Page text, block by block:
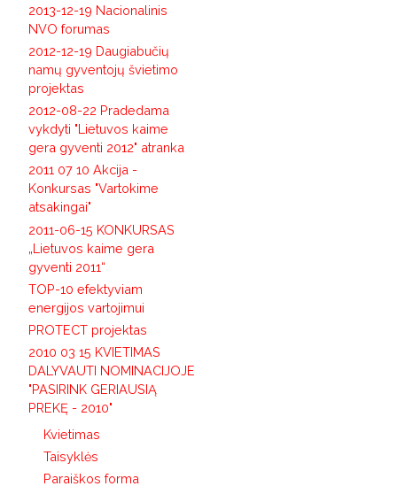
2013-12-19 Nacionalinis
NVO forumas
2012-12-19 Daugiabučių
namų gyventojų švietimo
projektas
2012-08-22 Pradedama
vykdyti "Lietuvos kaime
gera gyventi 2012" atranka
2011 07 10 Akcija -
Konkursas "Vartokime
atsakingai"
2011-06-15 KONKURSAS
„Lietuvos kaime gera
gyventi 2011“
TOP-10 efektyviam
energijos vartojimui
PROTECT projektas
2010 03 15 KVIETIMAS
DALYVAUTI NOMINACIJOJE
"PASIRINK GERIAUSIĄ
PREKĘ - 2010"
Kvietimas
Taisyklės
Paraiškos forma